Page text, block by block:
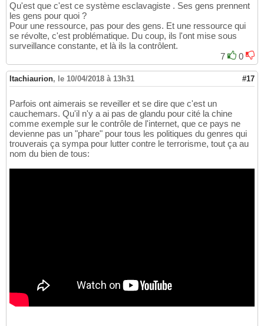
Qu'est que c'est ce système esclavagiste . Ses gens prennent
les gens pour quoi ?
Pour une ressource, pas pour des gens. Et une ressource qui
se révolte, c'est problématique. Du coup, ils l'ont mise sous
surveillance constante, et là ils la contrôlent.
7
0
Itachiaurion, le 10/04/2018 à 13h31 #17
Parfois ont aimerais se reveiller et se dire que c'est un
cauchemars. Qu'il n'y a ai pas de glandu pour cité la chine
comme exemple sur le contrôle de l'internet, que ce pays ne
devienne pas un "phare" pour tous les politiques du genres qui
trouverais ça sympa pour lutter contre le terrorisme, tout ça au
nom du bien de tous: